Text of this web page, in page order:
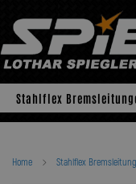
content
Stahlflex
Home Stahlflex